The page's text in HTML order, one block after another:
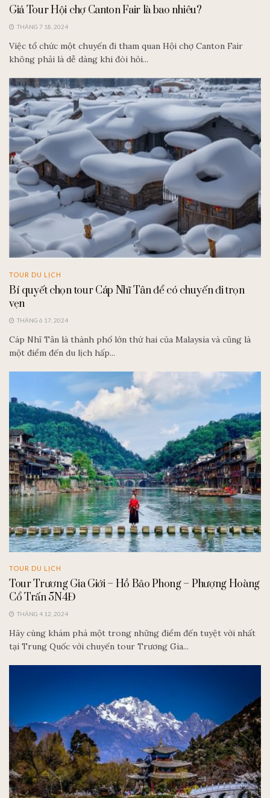
Giá Tour Hội chợ Canton Fair là bao nhiêu?
THÁNG 7 18, 2024
Việc tổ chức một chuyến đi tham quan Hội chợ Canton Fair
không phải là dễ dàng khi đòi hỏi...
TOUR DU LỊCH
Bí quyết chọn tour Cáp Nhĩ Tân để có chuyến đi trọn
vẹn
THÁNG 6 17, 2024
Cáp Nhĩ Tân là thành phố lớn thứ hai của Malaysia và cũng là
một điểm đến du lịch hấp...
TOUR DU LỊCH
Tour Trương Gia Giới – Hồ Bảo Phong – Phượng Hoàng
Cổ Trấn 5N4Đ
THÁNG 4 12, 2024
Hãy cùng khám phá một trong những điểm đến tuyệt vời nhất
tại Trung Quốc với chuyến tour Trương Gia...